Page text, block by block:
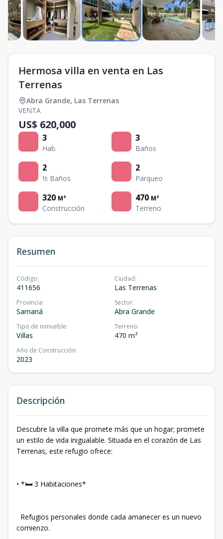
Hermosa villa en venta en Las
Terrenas
Abra Grande, Las Terrenas
VENTA
US$ 620,000
3
Hab.
3
Baños
2
½ Baños
2
Parqueo
320 M²
Construcción
470 M²
Terreno
Resumen
Código:
411656
Ciudad:
Las Terrenas
Provincia:
Samaná
Sector:
Abra Grande
Tipo de inmueble:
Villas
Terreno:
470 m²
Año de Construcción:
2023
Descripción
Descubre la villa que promete más que un hogar; promete
un estilo de vida inigualable. Situada en el corazón de Las
Terrenas, este refugio ofrece:
•⁠ ⁠*🛏️ 3 Habitaciones*
Refugios personales donde cada amanecer es un nuevo
comienzo.